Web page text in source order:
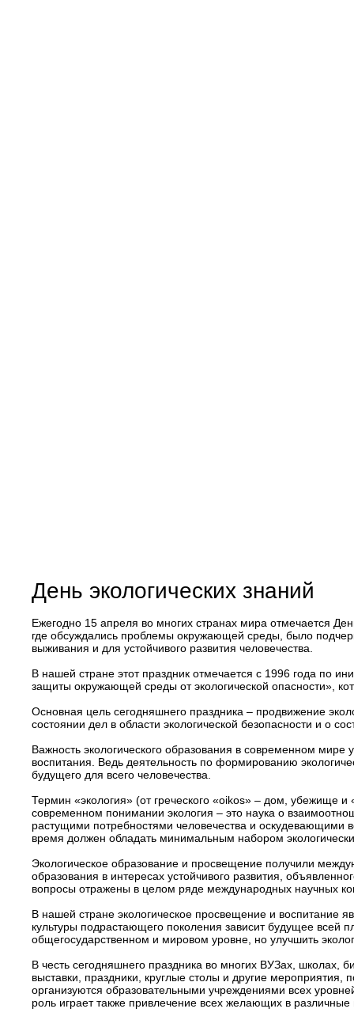
День экологических знаний
Ежегодно 15 апреля во многих странах мира отмечается
где обсуждались проблемы окружающей среды, было
выживания и для устойчивого развития человечества.
В нашей стране этот праздник отмечается с 1996 года по
защиты окружающей среды от экологической опасности»,
Основная цель сегодняшнего праздника – продвижение
состоянии дел в области экологической безопасности и о
Важность экологического образования в современном
воспитания. Ведь деятельность по формированию
будущего для всего человечества.
Термин «экология» (от греческого «oikos» – дом, убежище
современном понимании экология – это наука о
растущими потребностями человечества и
время должен обладать минимальным набором
Экологическое образование и просвещение получили
образования в интересах устойчивого развития,
вопросы отражены в целом ряде международных научных
В нашей стране экологическое просвещение и воспитание
культуры подрастающего поколения зависит будущее всей
общегосударственном и мировом уровне, но улучшить
В честь сегодняшнего праздника во многих ВУЗах, школах,
выставки, праздники, круглые столы и другие
организуются образовательными учреждениями всех
роль играет также привлечение всех желающих в